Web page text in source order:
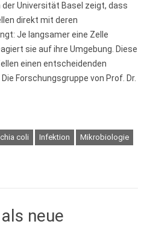
Universität Basel zeigt, dass
direkt mit deren
Je langsamer eine Zelle
sie auf ihre Umgebung. Diese
einen entscheidenden
Forschungsgruppe von Prof. Dr.
coli Infektion
Mikrobiologie
neue